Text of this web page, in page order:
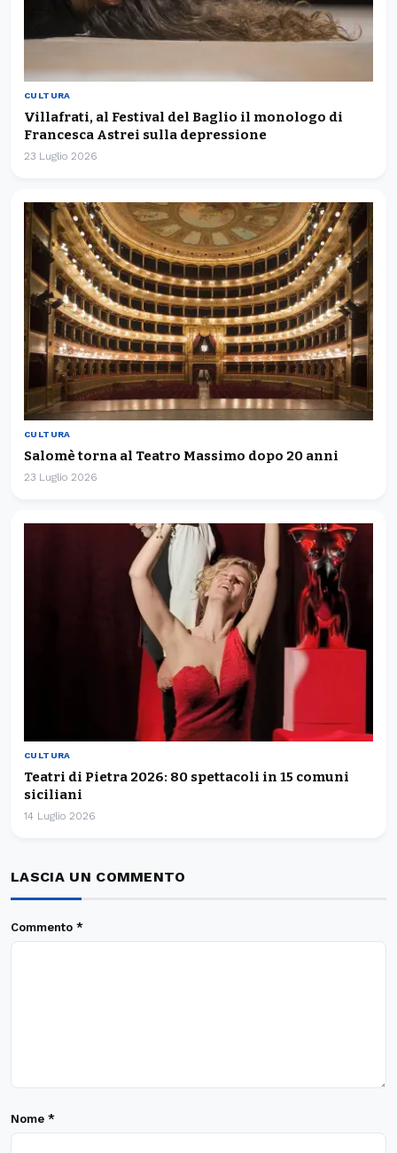
CULTURA
Villafrati, al Festival del Baglio il monologo di
Francesca Astrei sulla depressione
23 Luglio 2026
CULTURA
Salomè torna al Teatro Massimo dopo 20 anni
23 Luglio 2026
CULTURA
Teatri di Pietra 2026: 80 spettacoli in 15 comuni
siciliani
14 Luglio 2026
LASCIA UN COMMENTO
Commento *
Nome *